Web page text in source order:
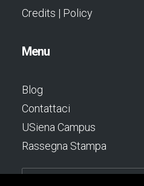
Credits | Policy
Menu
Blog
Contattaci
USiena Campus
Rassegna Stampa